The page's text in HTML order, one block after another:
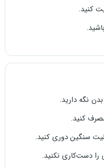
کنید.
نگه دارید.
کنید.
سنگین دوری کنید.
را دست‌کاری نکنید.